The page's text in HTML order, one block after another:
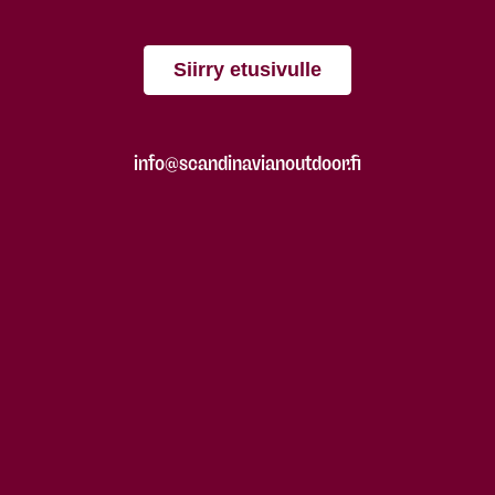
Siirry etusivulle
info@scandinavianoutdoor.fi